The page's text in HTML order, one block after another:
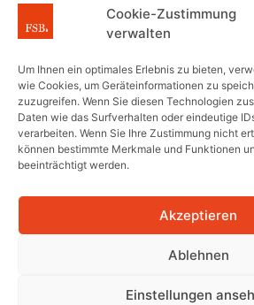
Cookie-Zustimmung
verwalten
Um Ihnen ein optimales Erlebnis zu bieten,
wie Cookies, um Geräteinformationen zu
zuzugreifen. Wenn Sie diesen Technologien
Daten wie das Surfverhalten oder eindeutige
verarbeiten. Wenn Sie Ihre Zustimmung nicht
können bestimmte Merkmale und Funktionen
beeinträchtigt werden.
Akzeptieren
Ablehnen
Einstellungen
Voriger Artikel
Tätigkeitsschwerpunkte